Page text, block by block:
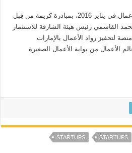
انطلق مركز الشارقة لريادة الأعمال في يناير 2016، بمبادرة كريمة من قِبل
القاسمي رئيس هيئة الشارقة للاستثمار
لتحفيز رواد الأعمال بالإمارات
الأعمال من بوابة الأعمال الصغيرة
STARTUPS
STARTUPS